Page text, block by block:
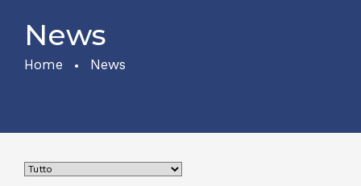
News
Home News